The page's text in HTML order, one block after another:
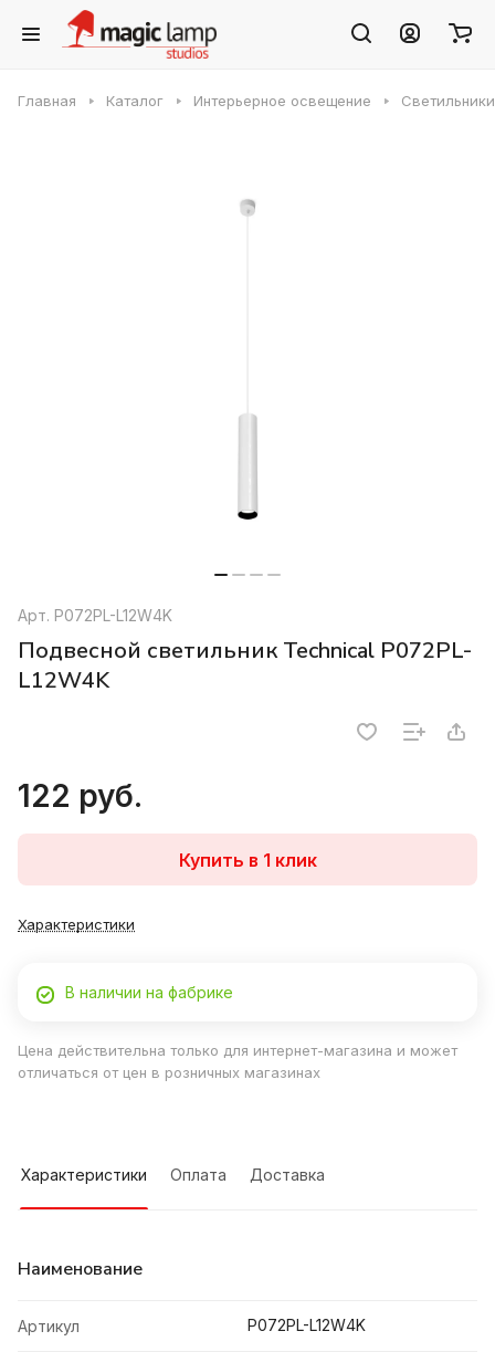
Главная Каталог Интерьерное освещение Светильники
Арт. P072PL-L12W4K
Подвесной светильник Technical P072PL-
L12W4K
122 руб.
Купить в 1 клик
Характеристики
В наличии на фабрике
Цена действительна только для интернет-магазина и может
отличаться от цен в розничных магазинах
Характеристики Оплата Доставка
Наименование
Артикул P072PL-L12W4K